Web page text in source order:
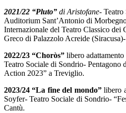
2021/22 “Pluto” di Aristofane- Teatro
Auditorium Sant’Antonio di
Internazionale del Teatro Classico dei
Greco di Palazzolo Acreide
2022/23 “Choròs” libero
Teatro Sociale di Sondrio- Pentagono
Action 2023” a Treviglio.
2023/24“La fine del mondo”libero
Soyfer- Teatro Sociale di Sondrio-
Cantù.